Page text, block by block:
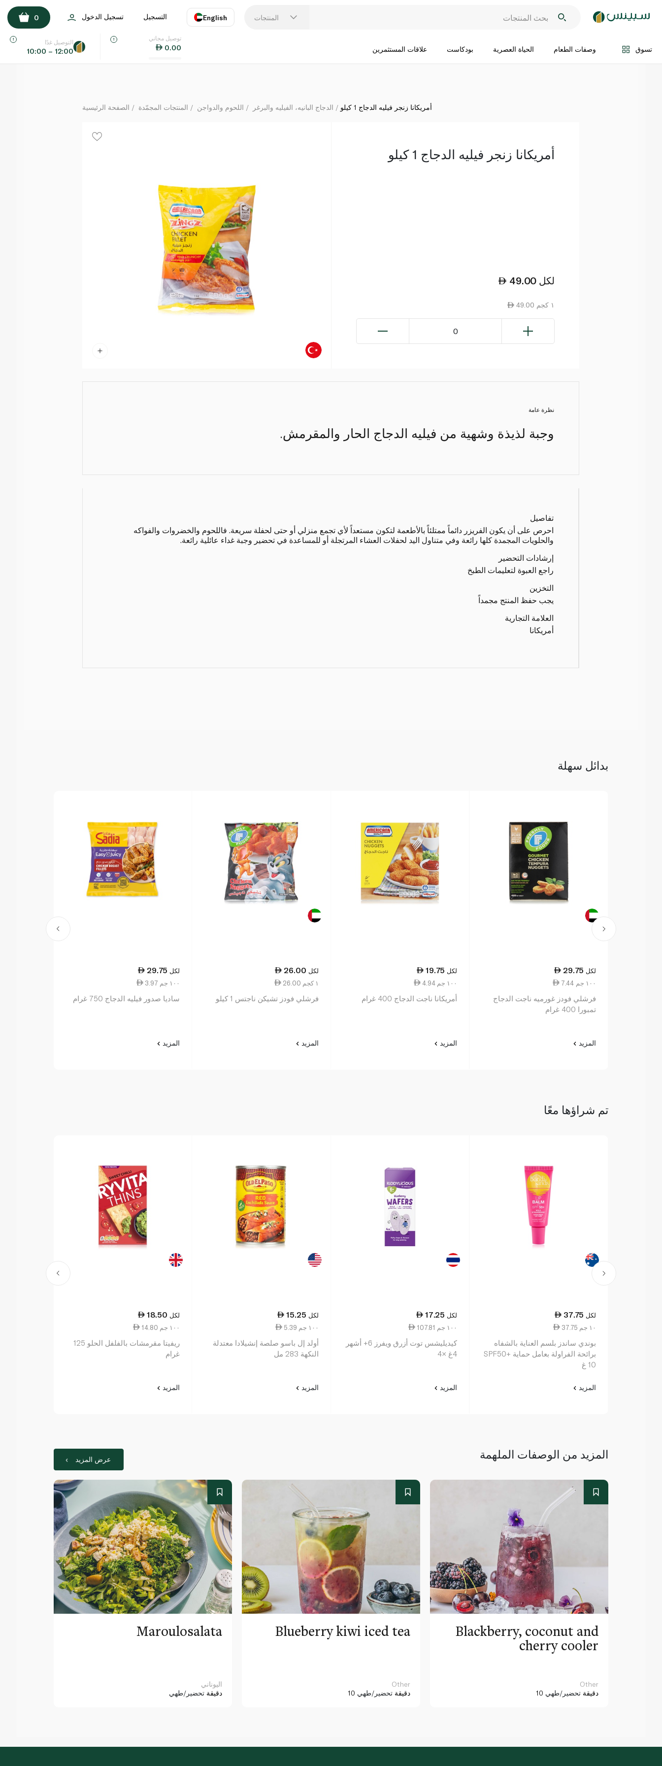
المنتجات English
اللغة
التسجيل تسجيل الدخول 0
تسوق وصفات الطعام الحياة العصرية بودكاست علاقات المستثمرين
توصيل مجاني
0.00
التوصيل غدًا
10:00 – 12:00
اضف الى السلة
الصفحة الرئيسية المنتجات المجمّدة اللحوم والدواجن الدجاج البانيه، الفيليه والبرغر أمريكانا زنجر فيليه الدجاج 1 كيلو
أمريكانا زنجر فيليه الدجاج 1 كيلو
49.00 لكل
49.00 ١ كجم
0
نظرة عامة
وجبة لذيذة وشهية من فيليه الدجاج الحار والمقرمش.
تفاصيل
احرص على أن يكون الفريزر دائماً ممتلئاً بالأطعمة لتكون مستعداً لأي تجمع منزلي أو حتى لحفلة سريعة. فاللحوم والخضروات والفواكه
والحلويات المجمدة كلها رائعة وفي متناول اليد لحفلات العشاء المرتجلة أو للمساعدة في تحضير وجبة غداء عائلية رائعة.
إرشادات التحضير
راجع العبوة لتعليمات الطبخ
التخزين
يجب حفظ المنتج مجمداً
العلامة التجارية
أمريكانا
بدائل سهلة
29.75 لكل
7.44 ١٠٠ جم
فرشلي فودز غورميه ناجت الدجاج
تمبورا 400 غرام
المزيد
19.75 لكل
4.94 ١٠٠ جم
أمريكانا ناجت الدجاج 400 غرام
المزيد
26.00 لكل
26.00 ١ كجم
فرشلي فودز تشيكن ناجتس 1 كيلو
المزيد
29.75 لكل
3.97 ١٠٠ جم
ساديا صدور فيليه الدجاج 750 غرام
المزيد
تم شراؤها معًا
37.75 لكل
37.75 ١٠ جم
بوندي ساندز بلسم العناية بالشفاه
برائحة الفراولة بعامل حماية SPF50+
10 غ
المزيد
17.25 لكل
107.81 ١٠٠ جم
كيديليشس توت أزرق ويفرز 6+ أشهر
4غ ×4
المزيد
15.25 لكل
5.39 ١٠٠ جم
أولد إل باسو صلصة إنشيلادا معتدلة
النكهة 283 مل
المزيد
18.50 لكل
14.80 ١٠٠ جم
ريفيتا مقرمشات بالفلفل الحلو 125
غرام
المزيد
المزيد من الوصفات الملهمة عرض المزيد
Maroulosalata
اليوناني
دقيقة تحضير/طهي
Blueberry kiwi iced tea
Other
10 دقيقة تحضير/طهي
Blackberry, coconut and
cherry cooler
Other
10 دقيقة تحضير/طهي